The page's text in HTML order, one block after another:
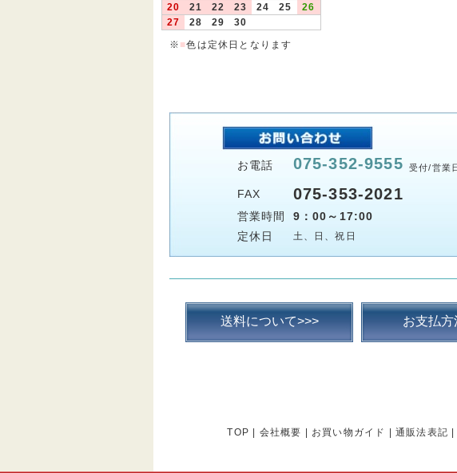
20
21 22 23 24 25
26
27
28 29
30
※ ■色は定休日となります
お電話 075-352-9555 受付/営業
FAX 075-353-2021
営業時間
9：00～17:00
定休日
土、日、祝日
送料について>>> お支払方
TOP 会社概要 お買い物ガイド 通販法表記